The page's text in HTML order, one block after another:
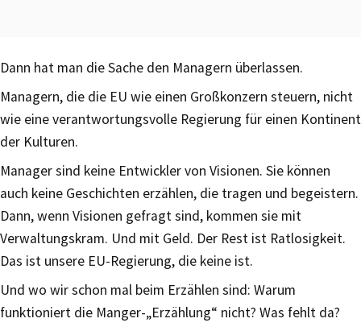
Dann hat man die Sache den Managern überlassen.
Managern, die die EU wie einen Großkonzern steuern, nicht
wie eine verantwortungsvolle Regierung für einen Kontinent
der Kulturen.
Manager sind keine Entwickler von Visionen. Sie können
auch keine Geschichten erzählen, die tragen und begeistern.
Dann, wenn Visionen gefragt sind, kommen sie mit
Verwaltungskram. Und mit Geld. Der Rest ist Ratlosigkeit.
Das ist unsere EU-Regierung, die keine ist.
Und wo wir schon mal beim Erzählen sind: Warum
funktioniert die Manger-„Erzählung“ nicht? Was fehlt da?